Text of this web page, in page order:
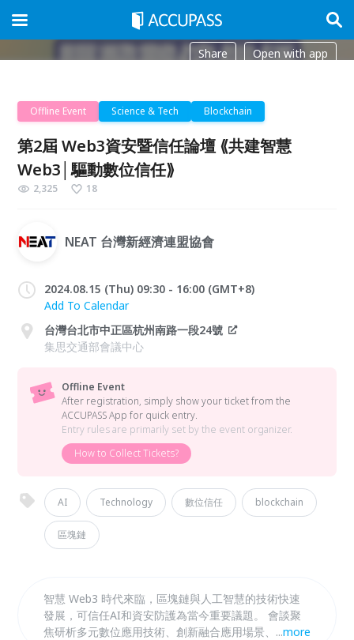
Share Open with app
Offline Event Science & Tech Blockchain
第2屆 Web3資安暨信任論壇 ⟪共建智慧
Web3│驅動數位信任⟫
2,325 18
NEAT 台灣新經濟連盟協會
2024.08.15 (Thu) 09:30 - 16:00 (GMT+8)
Add To Calendar
台灣台北市中正區杭州南路一段24號
集思交通部會議中心
Offline Event
After registration, simply show your ticket from the
ACCUPASS App for quick entry.
Entry rules are primarily set by the event organizer.
How to Collect Tickets?
AI Technology 數位信任 blockchain
區塊鏈
智慧 Web3 時代來臨，區塊鏈與人工智慧的技術快速
發展，可信任AI和資安防護為當今重要議題。 會談聚
焦研析多元數位應用技術、創新融合應用場景、資安生
...more